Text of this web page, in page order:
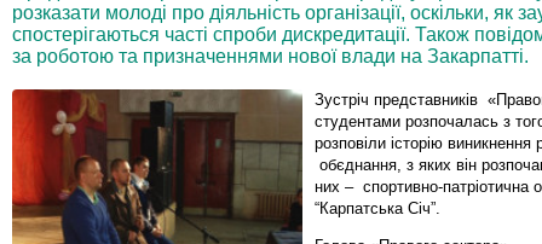
розказати молоді про діяльність організації, оскільки, як
спостерігаються часті спроби дискредитації. Також
за роботою та призначеннями нової влади на Закарпатті.
Зустріч представників
студентами розпочалась з
розповіли історію виникнення
обєднання, з яких він
них – спортивно-патріотична
“Карпатська Січ”.